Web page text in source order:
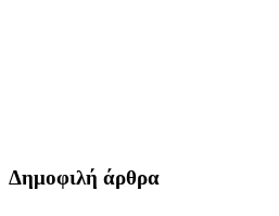
Δημοφιλή άρθρα